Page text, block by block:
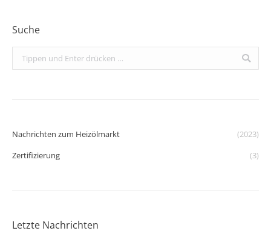
Suche
Search:
Nachrichten zum Heizölmarkt
(2023)
Zertifizierung
(3)
Letzte Nachrichten